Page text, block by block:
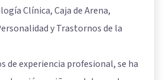
Clínica, Caja de Arena,
y Trastornos de la
de experiencia profesional, se ha